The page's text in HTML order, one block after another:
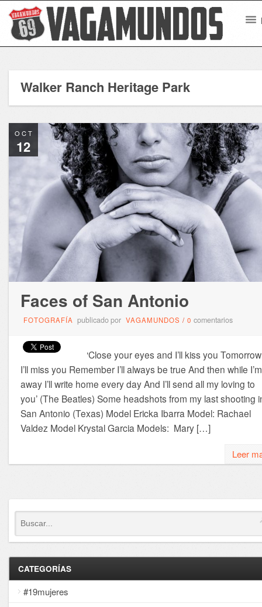
Walker Ranch Heritage Park
OCT
12
Faces of San Antonio
FOTOGRAFÍA publicado por VAGAMUNDOS / 0 comentarios
‘Close your eyes and I’ll kiss you Tomorrow
I’ll miss you Remember I’ll always be true And then while I’m
away I’ll write home every day And I’ll send all my loving to
you’ (The Beatles) Some headshots from my last shooting
San Antonio (Texas) Model Ericka Ibarra Model: Rachael
Valdez Model Krystal Garcia Models: Mary […]
Leer
CATEGORÍAS
#19mujeres